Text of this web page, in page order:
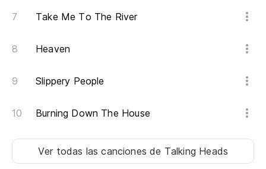
Take Me To The River
Heaven
Slippery People
Burning Down The House
Ver todas las cancionesde Talking Heads